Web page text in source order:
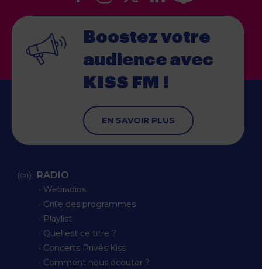
Boostez votre
audience avec
KISS FM !
EN SAVOIR PLUS
RADIO
∙ Webradios
∙ Grille des programmes
∙ Playlist
∙ Quel est ce titre ?
∙ Concerts Privés Kiss
∙ Comment nous écouter ?